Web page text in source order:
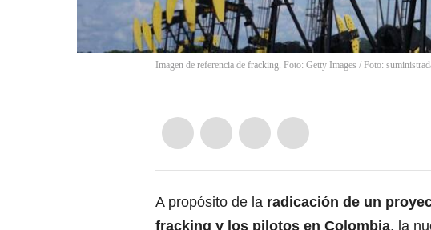
Imagen de referencia de fracking. Foto: Getty Images / Foto:
A propósito de la radicación de un
fracking y los pilotos en Colombia, la